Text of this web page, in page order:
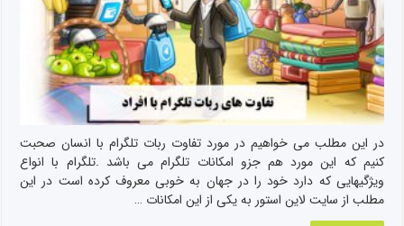
در این مطلب می خواهیم در مورد تفاوت ربات تلگرام با انسان صحبت
کنیم که این مورد هم جزو امکانات تلگرام می باشد .تلگرام با انواع
ویژگیهایی که دارد خود را در جهان به خوبی معروف کرده است در این
مطلب از سایت لاین استور به یکی از این امکانات …